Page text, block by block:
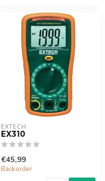
EXTECH
EX310
€45,99
Backorder